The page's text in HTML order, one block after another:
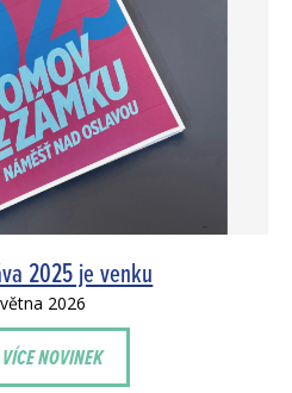
2025 je venku
2026
NOVINEK